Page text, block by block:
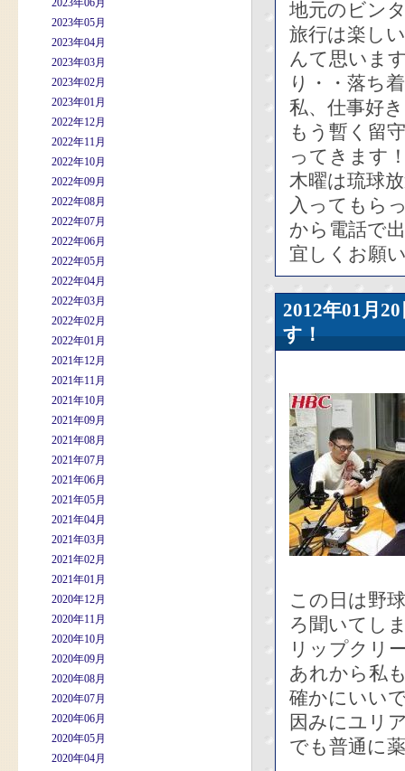
2023年06月
2023年05月
2023年04月
2023年03月
2023年02月
2023年01月
2022年12月
2022年11月
2022年10月
2022年09月
2022年08月
2022年07月
2022年06月
2022年05月
2022年04月
2022年03月
2022年02月
2022年01月
2021年12月
2021年11月
2021年10月
2021年09月
2021年08月
2021年07月
2021年06月
2021年05月
2021年04月
2021年03月
2021年02月
2021年01月
2020年12月
2020年11月
2020年10月
2020年09月
2020年08月
2020年07月
2020年06月
2020年05月
2020年04月
地元のビン
旅行は楽し
んて思いま
り・・落ち
私、仕事好
もう暫く留
ってきます
木曜は琉球
入ってもら
から電話で
宜しくお願
2012年01
す！
この日は野
ろ聞いてし
リップクリ
あれから私
確かにいい
因みにユリ
でも普通に